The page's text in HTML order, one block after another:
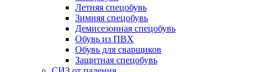
Летняя спецобувь
Зимняя спецобувь
Демисезонная спецобувь
Обувь из ПВХ
Обувь для сварщиков
Защитная спецобувь